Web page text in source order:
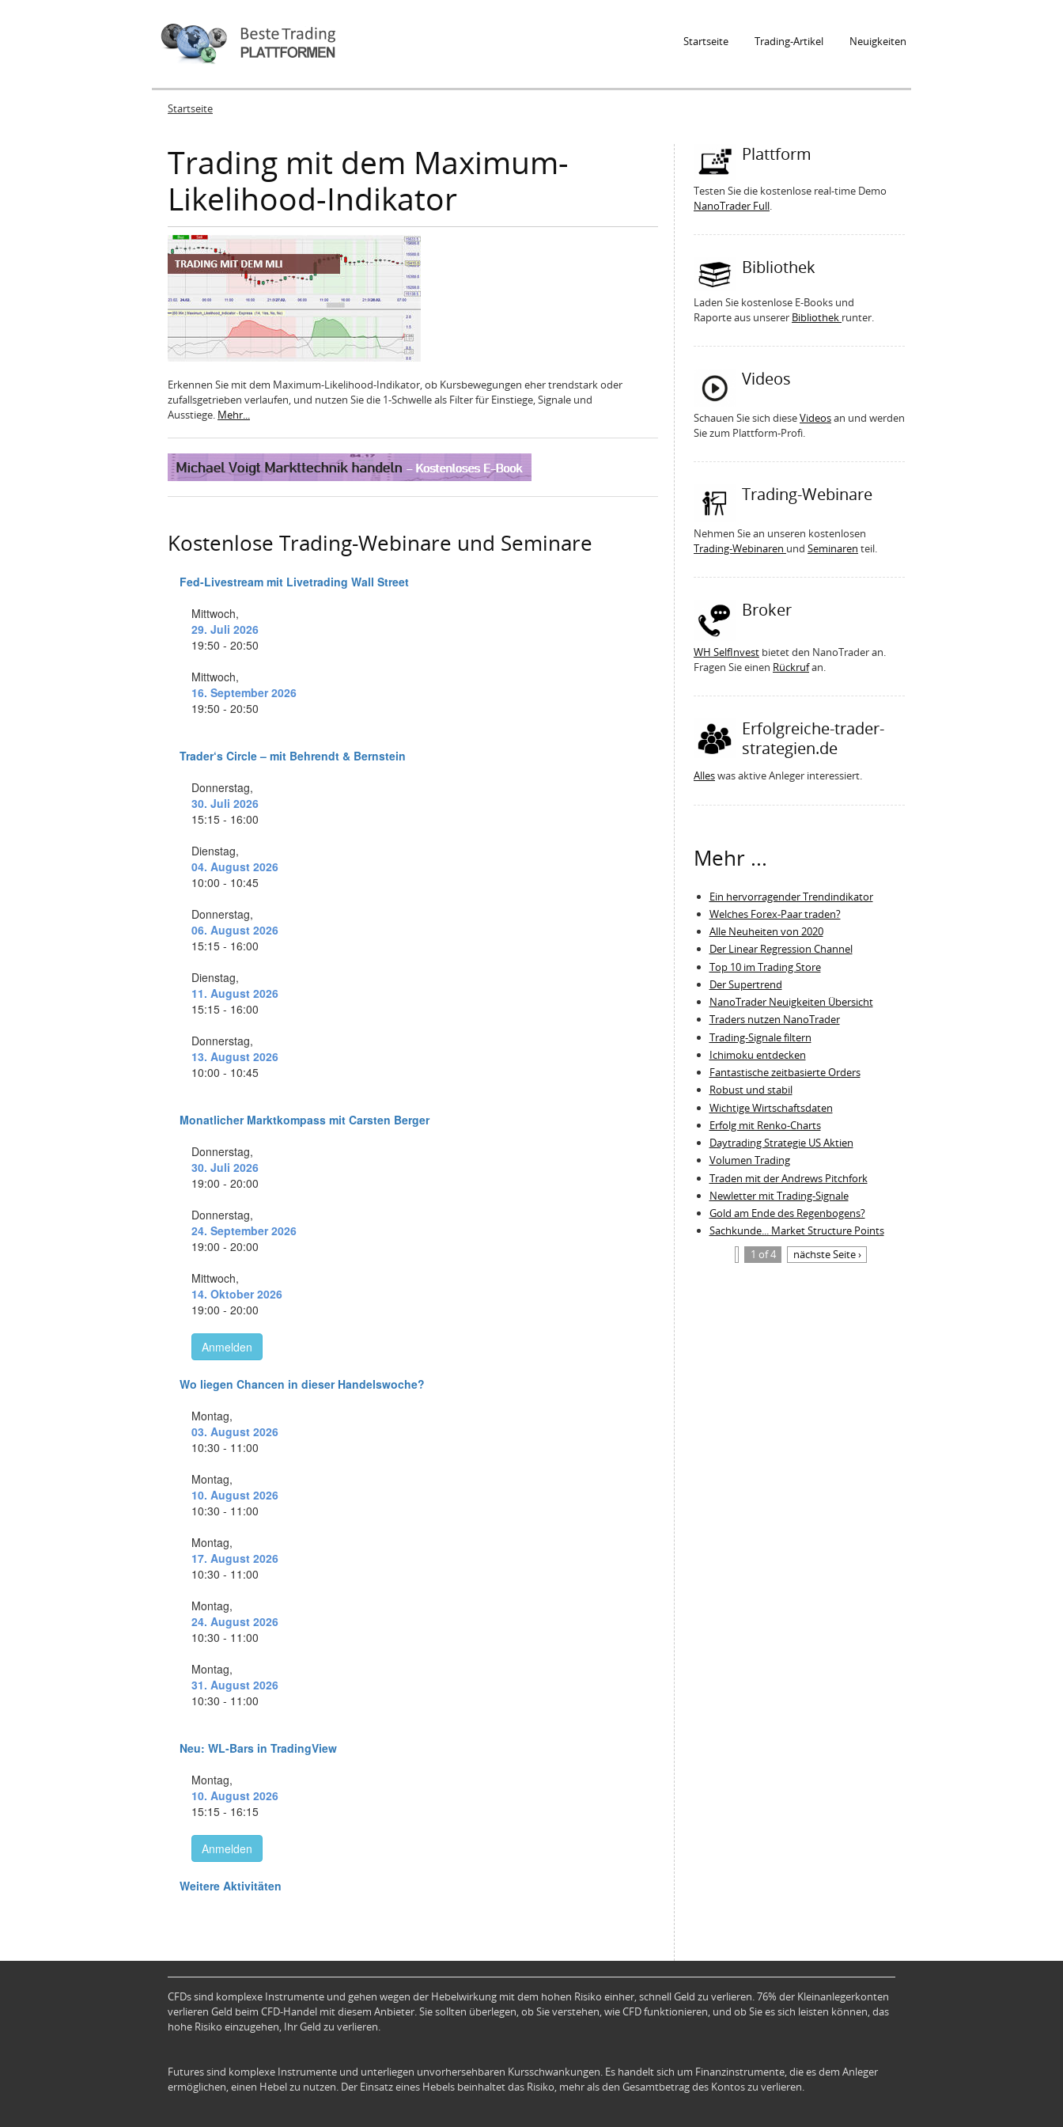
Startseite Trading-Artikel Neuigkeiten
Sie sind hier
Startseite
Trading mit dem Maximum-
Likelihood-Indikator
Erkennen Sie mit dem Maximum-Likelihood-Indikator, ob Kursbewegungen eher trendstark oder
zufallsgetrieben verlaufen, und nutzen Sie die 1-Schwelle als Filter für Einstiege, Signale und
Ausstiege. Mehr...
Kostenlose Trading-Webinare und Seminare
Plattform
Testen Sie die kostenlose real-time Demo
NanoTrader Full.
Bibliothek
Laden Sie kostenlose E-Books und
Raporte aus unserer Bibliothek runter.
Videos
Schauen Sie sich dieseVideosan und werden
Sie zum Plattform-Profi.
Trading-Webinare
Nehmen Sie an unseren kostenlosen
Trading-Webinaren und Seminaren teil.
Broker
WH SelfInvest bietet den NanoTrader an.
Fragen Sie einen Rückrufan.
Erfolgreiche-trader-
strategien.de
Alleswas aktive Anleger interessiert.
Mehr ...
Ein hervorragender Trendindikator
Welches Forex-Paar traden?
Alle Neuheiten von 2020
Der Linear Regression Channel
Top 10 im Trading Store
Der Supertrend
NanoTrader Neuigkeiten Übersicht
Traders nutzen NanoTrader
Trading-Signale filtern
Ichimoku entdecken
Fantastische zeitbasierte Orders
Robust und stabil
Wichtige Wirtschaftsdaten
Erfolg mit Renko-Charts
Daytrading Strategie US Aktien
Volumen Trading
Traden mit der Andrews Pitchfork
Newletter mit Trading-Signale
Gold am Ende des Regenbogens?
Sachkunde... Market Structure Points
1 of 4
nächste Seite ›
CFDs sind komplexe Instrumente und gehen wegen der Hebelwirkung mit dem hohen Risiko einher, schnell Geld zu verlieren. 76% der Kleinanlegerkonten
verlieren Geld beim CFD-Handel mit diesem Anbieter. Sie sollten überlegen, ob Sie verstehen, wie CFD funktionieren, und ob Sie es sich leisten können, das
hohe Risiko einzugehen, Ihr Geld zu verlieren.
Futures sind komplexe Instrumente und unterliegen unvorhersehbaren Kursschwankungen. Es handelt sich um Finanzinstrumente, die es dem Anleger
ermöglichen, einen Hebel zu nutzen. Der Einsatz eines Hebels beinhaltet das Risiko, mehr als den Gesamtbetrag des Kontos zu verlieren.